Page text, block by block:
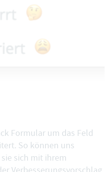
Formular um das Feld
So können uns
sich mit ihrem